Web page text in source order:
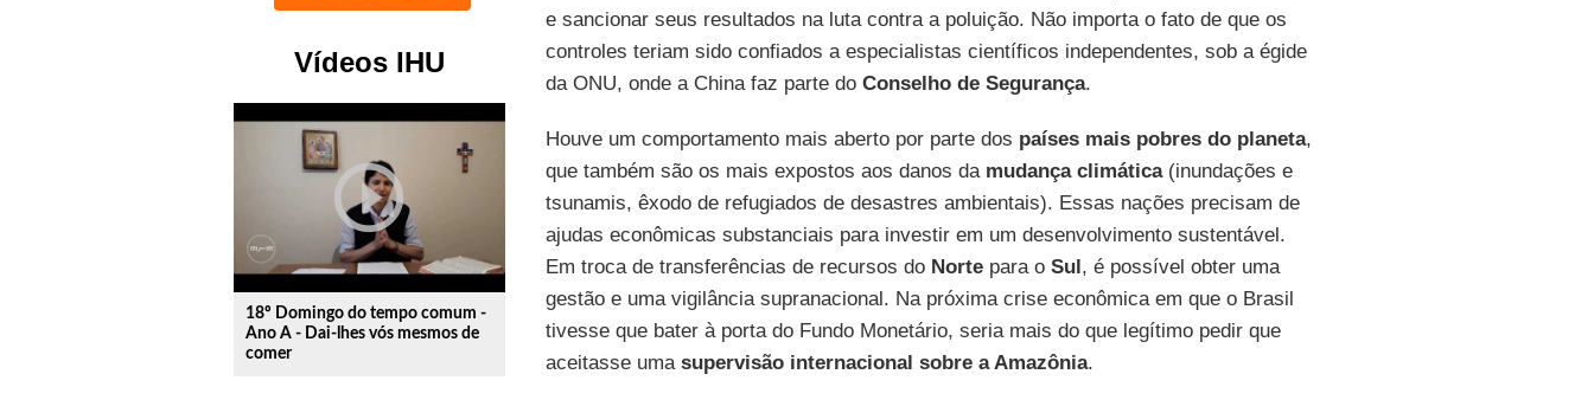
Vídeos IHU
play_circle_outline
18º Domingo do tempo comum -
Ano A - Dai-lhes vós mesmos de
comer
e sancionar seus resultados na luta contra a poluição. Não importa o fato de que os
controles teriam sido confiados a especialistas científicos independentes, sob a égide
da ONU, onde a China faz parte do Conselho de Segurança.
Houve um comportamento mais aberto por parte dos países mais pobres do planeta,
que também são os mais expostos aos danos da mudança climática(inundações e
tsunamis, êxodo de refugiados de desastres ambientais). Essas nações precisam de
ajudas econômicas substanciais para investir em um desenvolvimento sustentável.
Em troca de transferências de recursos do Nortepara o Sul, é possível obter uma
gestão e uma vigilância supranacional. Na próxima crise econômica em que o Brasil
tivesse que bater à porta do Fundo Monetário, seria mais do que legítimo pedir que
aceitasse uma supervisão internacional sobre a Amazônia.